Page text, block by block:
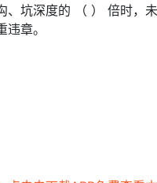
、坑深度的 （ ） 倍时，
章。